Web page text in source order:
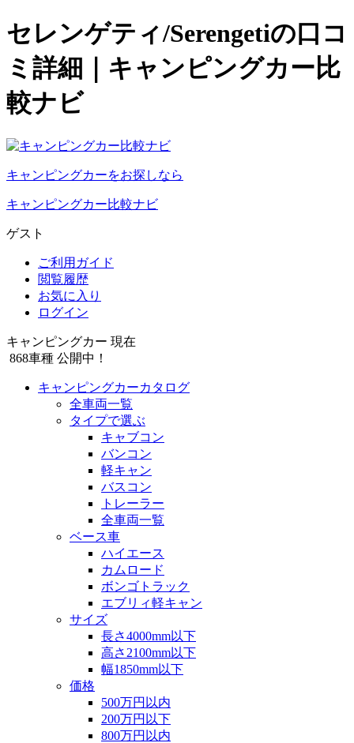
セレンゲティ/Serengetiの口コ
ミ詳細｜キャンピングカー比
較ナビ
キャンピングカーをお探しなら
キャンピングカー比較ナビ
ゲスト
ご利用ガイド
閲覧履歴
お気に入り
ログイン
キャンピングカー 現在
868車種 公開中！
キャンピングカーカタログ
全車両一覧
タイプで選ぶ
キャブコン
バンコン
軽キャン
バスコン
トレーラー
全車両一覧
ベース車
ハイエース
カムロード
ボンゴトラック
エブリィ軽キャン
サイズ
長さ4000mm以下
高さ2100mm以下
幅1850mm以下
価格
500万円以内
200万円以下
800万円以内